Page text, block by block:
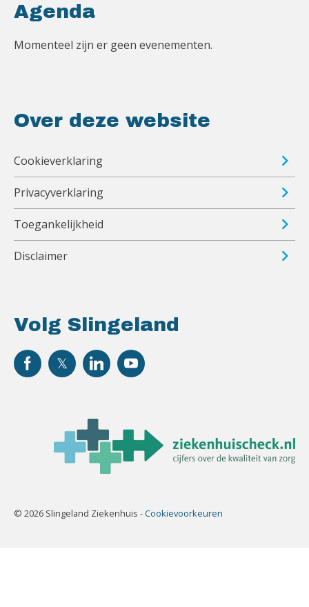
Volg Slingeland
Agenda
Momenteel zijn er geen evenementen.
Over deze website
Cookieverklaring
Privacyverklaring
Toegankelijkheid
Disclaimer
© 2026 Slingeland Ziekenhuis -Cookievoorkeuren